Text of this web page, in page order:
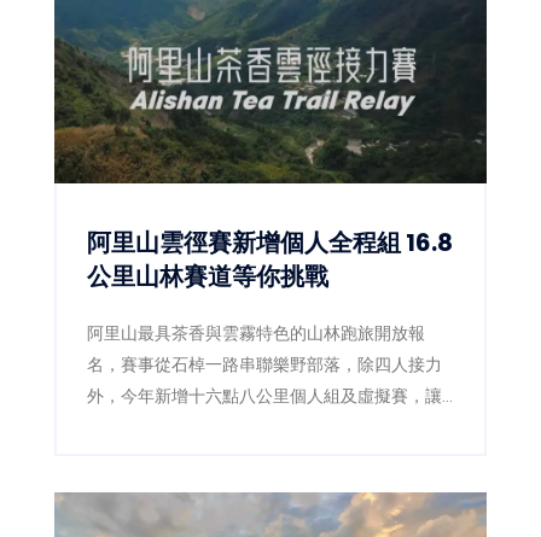
阿里山雲徑賽新增個人全程組 16.8
公里山林賽道等你挑戰
阿里山最具茶香與雲霧特色的山林跑旅開放報
名，賽事從石棹一路串聯樂野部落，除四人接力
外，今年新增十六點八公里個人組及虛擬賽，讓